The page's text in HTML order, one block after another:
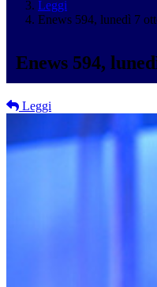
Leggi
Enews 594, lunedì 7
Enews 594,
Leggi